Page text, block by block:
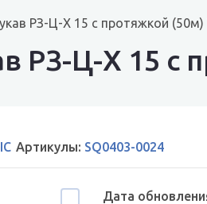
РЗ-Ц-Х 15 с протяжкой (50м)
РЗ-Ц-Х 15 с
Артикулы: SQ0403-0024
Дата